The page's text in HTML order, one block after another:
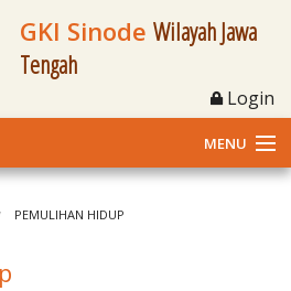
GKI Sinode Wilayah Jawa
Tengah
Login
MENU
PEMULIHAN HIDUP